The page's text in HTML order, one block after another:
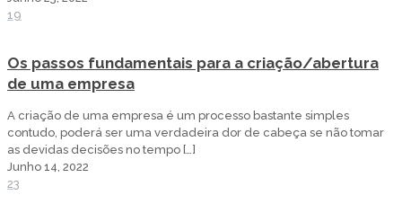
19
Os passos fundamentais para a criação/abertura
de uma empresa
A criação de uma empresa é um processo bastante simples
contudo, poderá ser uma verdadeira dor de cabeça se não tomar
as devidas decisões no tempo […]
Junho 14, 2022
23